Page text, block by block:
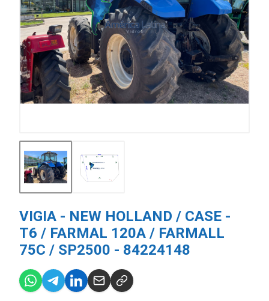
VIGIA - NEW HOLLAND / CASE -
T6 / FARMAL 120A / FARMALL
75C / SP2500 - 84224148